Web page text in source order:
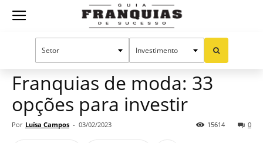
Guia
Oportunidades e tendências
Franquias de moda: 33
opções para investir
Por Luísa Campos - 03/02/2023 0
15614